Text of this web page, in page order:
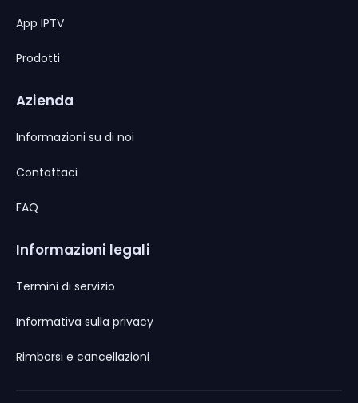
App IPTV
Prodotti
Azienda
Informazioni su di noi
Contattaci
FAQ
Informazioni legali
Termini di servizio
Informativa sulla privacy
Rimborsi e cancellazioni